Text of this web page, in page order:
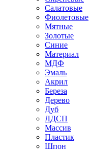
Салатовые
Фиолетовые
Мятные
Золотые
Синие
Материал
МДФ
Эмаль
Акрил
Береза
Дерево
Дуб
ЛДСП
Массив
Пластик
Шпон